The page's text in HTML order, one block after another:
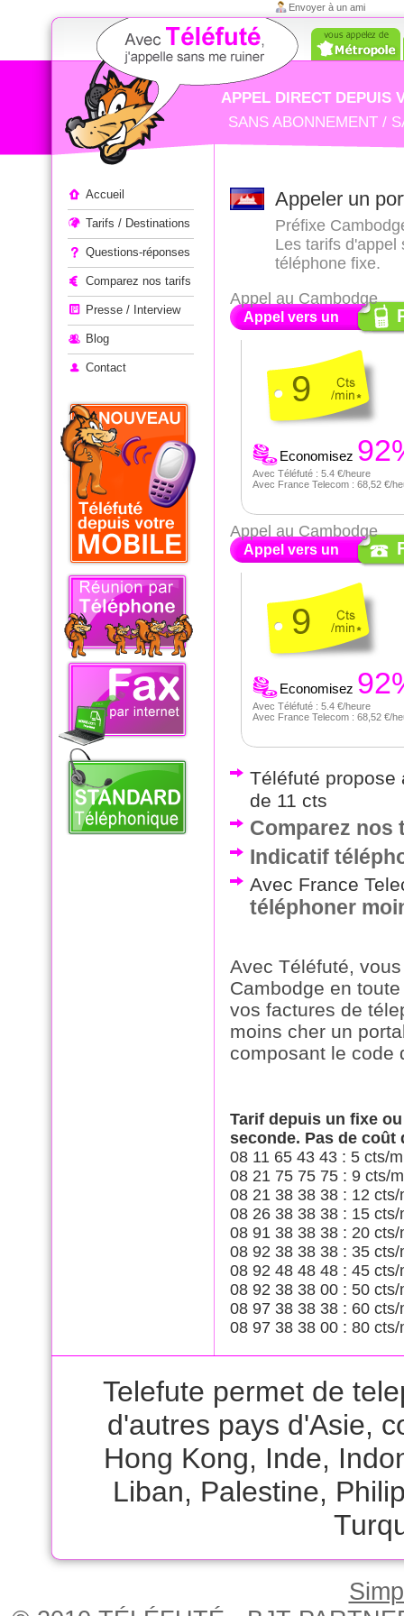
Envoyer à un ami
APPEL DIRECT DEPUIS
SANS ABONNEMENT /
Accueil
Tarifs / Destinations
Questions-réponses
Comparez nos tarifs
Presse / Interview
Blog
Contact
Appeler un
Préfixe
Les tarifs d'appel
téléphone fixe.
Appel vers un
Appel au Cambodge
9
Economisez
Avec Téléfuté : 5.4 €/heure
Avec France Telecom : 68,52 €/
Appel vers un
Appel au Cambodge
9
Economisez
Avec Téléfuté : 5.4 €/heure
Avec France Telecom : 68,52 €/
Téléfuté propose
de 11 cts
Comparez nos
Indicatif
Avec France
téléphoner
Avec Téléfuté,
Cambodge en
vos factures de
moins cher un
composant le code
Tarif depuis un fixe
seconde. Pas de coût
08 11 65 43 43 : 5 cts/
08 21 75 75 75 : 9 cts/
08 21 38 38 38 : 12 cts/
08 26 38 38 38 : 15 cts/
08 91 38 38 38 : 20 cts/
08 92 38 38 38 : 35 cts/
08 92 48 48 48 : 45 cts/
08 92 38 38 00 : 50 cts/
08 97 38 38 38 : 60 cts/
08 97 38 38 00 : 80 cts/
Telefute permet de
d'autres pays d'Asie,
Hong Kong, Inde,
Liban, Palestine,